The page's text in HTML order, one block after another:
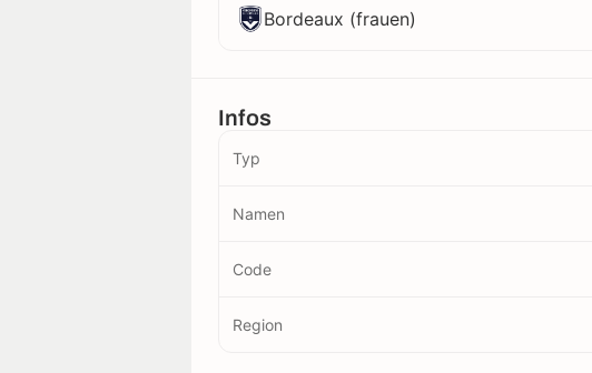
Bordeaux (frauen)
Infos
Typ
Namen
Code
Region